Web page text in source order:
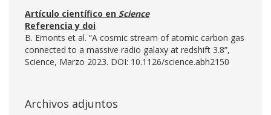
Artículo científico en Science
Referencia y doi
B. Emonts et al. “A cosmic stream of atomic carbon gas
connected to a massive radio galaxy at redshift 3.8”,
Science, Marzo 2023. DOI: 10.1126/science.abh2150
Archivos adjuntos